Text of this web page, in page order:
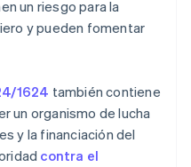
un riesgo para la
y pueden fomentar
1624 también contiene
un organismo de lucha
y la financiación del
contra el